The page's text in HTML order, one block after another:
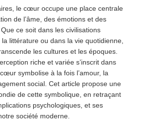
le cœur occupe une place centrale
de l’âme, des émotions et des
ce soit dans les civilisations
littérature ou dans la vie quotidienne,
les cultures et les époques.
riche et variée s’inscrit dans
symbolise à la fois l’amour, la
social. Cet article propose une
de cette symbolique, en retraçant
psychologiques, et ses
société moderne.